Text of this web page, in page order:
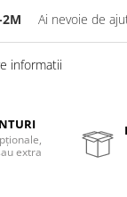
Ai nevoie de
informatii
extra